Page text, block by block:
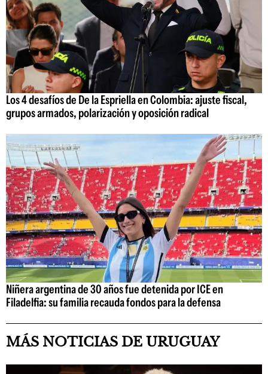
Los 4 desafíos de De la Espriella en Colombia: ajuste fiscal,
grupos armados, polarización y oposición radical
Niñera argentina de 30 años fue detenida por ICE en
Filadelfia: su familia recauda fondos para la defensa
MÁS NOTICIAS DE URUGUAY